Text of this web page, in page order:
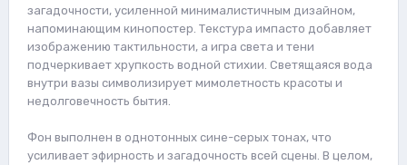
загадочности, усиленной минималистичным дизайном,
напоминающим кинопостер. Текстура импасто добавляет
изображению тактильности, а игра света и тени
подчеркивает хрупкость водной стихии. Светящаяся вода
внутри вазы символизирует мимолетность красоты и
недолговечность бытия.
Фон выполнен в однотонных сине-серых тонах, что
усиливает эфирность и загадочность всей сцены. В целом,